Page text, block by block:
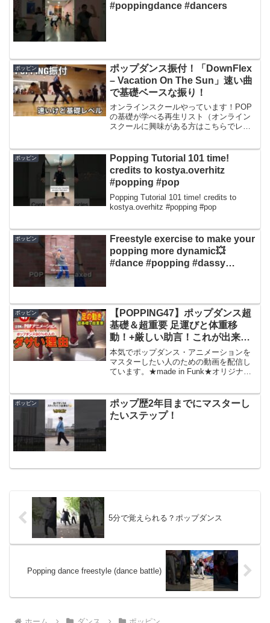
#poppingdance #dancers
ポッピン
ポップダンス振付！「DownFlex
– Vacation On The Sun」速い曲
で基礎ベースな振り！
オンラインスクールやっています！POP
の基礎が学べる再生リスト（オンライン
スクールに興味がある方はこちらでレッ
お願いします・技術的な話や技の質問は
受け付けていません・コ...
ポッピン
Popping Tutorial 101 time!
credits to kostya.overhitz
#popping #pop
Popping Tutorial 101 time! credits to
kostya.overhitz #popping #pop
ポッピン
Freestyle exercise to make your
popping more dynamic💥
#dance #popping #dassy
ポッピン
【POPPING47】ポップダンス超
基礎＆超重要 足運びと体重移
動！+厳しい助言！これが出来な
いからカッコよくならない。ダサ
くなる原因を完全に排除していこ
う！
本気でポップダンス・アニメーションを
マスターしたい人のための動画を配信し
ています。★made in Funk★オリジナル
ーPOPPINGキーホルダー数量限定...
ポッピン
ポップ歴2年目までにマスターし
たいステップ！
5分で覚えられる？ポップダンス
Popping dance freestyle (dance battle)